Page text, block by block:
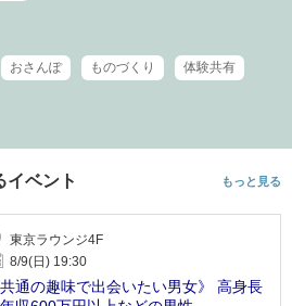
おさんぽ ものづくり 体験共有
イベント もっと見る
東京ラウンジ4F
8/9(日) 19:30
共通の趣味で出会いたい男女》 高身長